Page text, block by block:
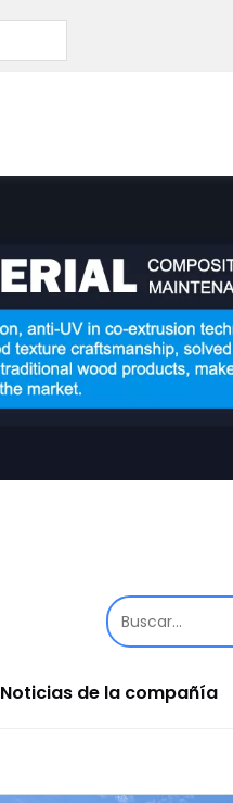
Noticias de la compañía